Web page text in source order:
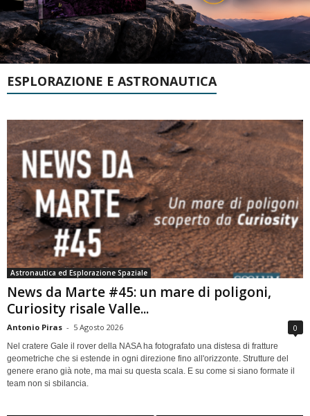
ESPLORAZIONE E ASTRONAUTICA
Astronautica ed Esplorazione Spaziale
News da Marte #45: un mare di poligoni,
Curiosity risale Valle...
Antonio Piras - 5 Agosto 2026 0
Nel cratere Gale il rover della NASA ha fotografato una distesa di fratture
geometriche che si estende in ogni direzione fino all'orizzonte. Strutture del
genere erano già note, ma mai su questa scala. E su come si siano formate il
team non si sbilancia.